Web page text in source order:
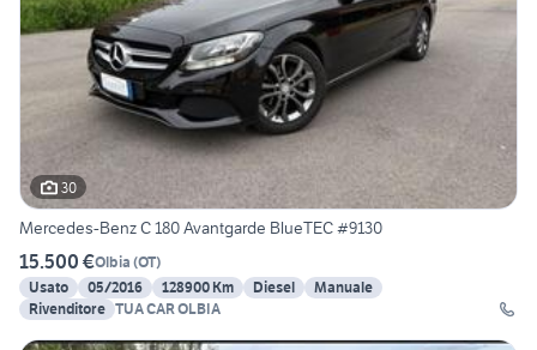
30
Mercedes-Benz C 180 Avantgarde BlueTEC #9130
15.500 €Olbia (OT)
Usato
05/2016 128900 Km Diesel
Manuale
Rivenditore TUA CAR OLBIA